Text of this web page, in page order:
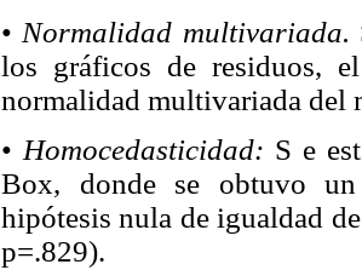
• Normalidad multivariada.
los gráficos de residuos,
normalidad multivariada del
• Homocedasticidad: S e
Box, donde se obtuvo
hipótesis nula de igualdad
p=.829).